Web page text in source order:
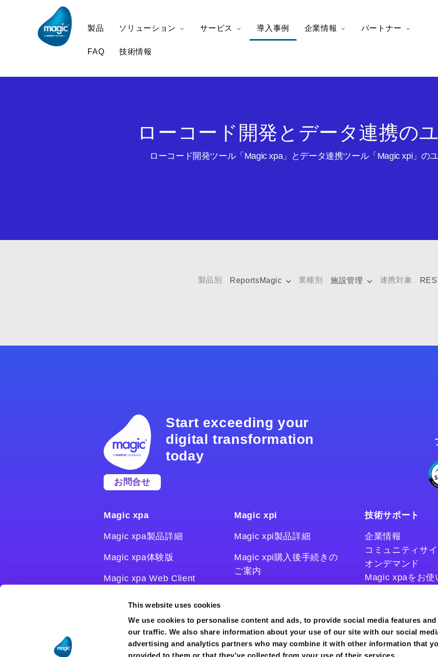
This website uses cookies
We use cookies to personalise content and ads, to provide social media features
our traffic. We also share information about your use of our site with our social
advertising and analytics partners who may combine it with other information that
製品 ソリューション サービス 導入事例 企業情報 パートナー
FAQ 技術情報
ローコード開発とデータ連携の
ローコード開発ツール「Magic xpa」とデータ連携ツール「Magic xpi」の
製品別 ReportsMagic 業種別 施設管理 連携対象
Start exceeding your
digital transformation
today
お問合せ
Magic xpa
Magic xpa製品詳細
Magic xpa体験版
Magic xpa Web Client
ユーザー登録/ライセンス発
Magic xpi
Magic xpi製品詳細
Magic xpi購入後手続きの
ご案内
技術サポート
企業情報
コミュニティサ
オンデマンド
Magic xpaをお使
コラム